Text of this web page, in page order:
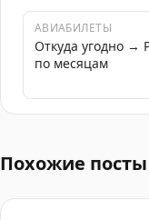
АВИАБИЛЕТЫ
Откуда угодно →
по месяцам
Похожие посты